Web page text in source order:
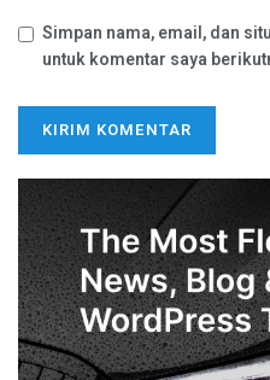
Simpan nama, email, dan
untuk komentar saya